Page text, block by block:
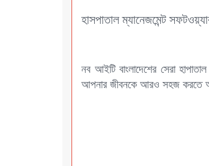
হাসপাতাল ম্যানেজমেন্ট
নব আইটি বাংলাদেশের সেরা
আপনার জীবনকে আরও সহজ করতে